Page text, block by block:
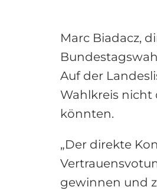
Marc Biadacz,
Auf der
Wahlkreis
könnten.
„Der direkte
gewinnen und